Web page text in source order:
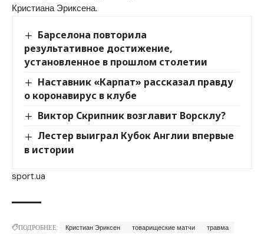
Кристиана Эриксена.
Барселона повторила
результативное достижение,
установленное в прошлом столетии
Наставник «Карпат» рассказал правду
о коронавирус в клубе
Виктор Скрипник возглавит Ворсклу?
Лестер выиграл Кубок Англии впервые
в истории
sport.ua
ПОДРОБНЕЕ: Кристиан Эриксен товарищеские матчи
травма